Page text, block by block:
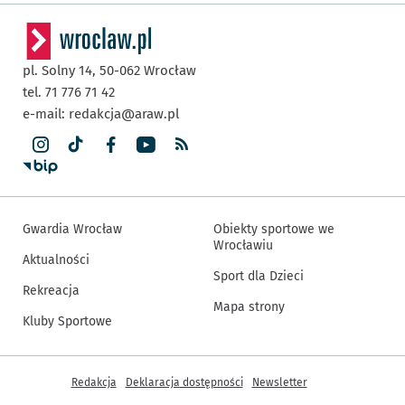
pl. Solny 14, 50-062 Wrocław
tel. 71 776 71 42
e-mail: redakcja@araw.pl
Gwardia Wrocław
Aktualności
Rekreacja
Kluby Sportowe
Obiekty sportowe we
Wrocławiu
Sport dla Dzieci
Mapa strony
Inne informacje
Redakcja Deklaracja dostępności Newsletter